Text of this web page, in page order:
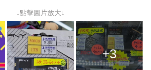
↓點擊圖片放大↓
+3